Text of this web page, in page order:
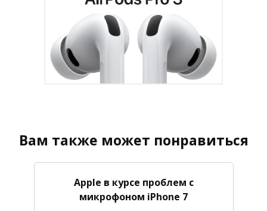
Вам также может понравиться
Apple в курсе проблем с
микрофоном iPhone 7